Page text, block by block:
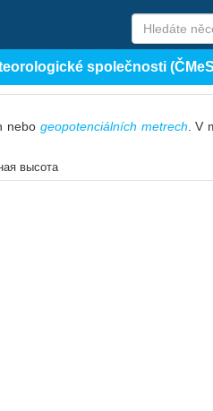
společnosti
nebo geopotenciálních metrech . V
высота